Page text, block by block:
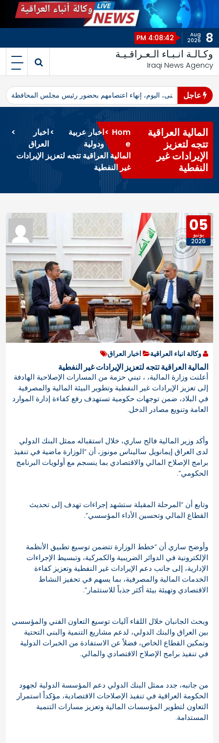
i
t
8
Aug
2026
4:08:42 PM
وكـالـة انـبـاء الـعـراقـيـة
Iraqi News Agency
عاجل
محافظ المثنى، اليوم، إنهاء اعتصامهم بحضور رئيس مجلس المحافظة
المالية العراقية
تتجه لتعزيز
الإيرادات غير
النفطية
Hom
e
>اخبار عربية
ودولية
>اخبار
العراق
>
المالية العراقية تتجه لتعزيز الإيرادات
غير النفطية
05
يونيو
2026
وكالة انباء العراقية اخبار العراق
المالية العراقية تتجه لتعزيز الإيرادات غير النفطية
أعلنت وزارة المالية، ، تبني حزمة من المسارات الإصلاحية الهادفة
إلى تعزيز الإيرادات غير النفطية وتطوير البيئة المالية والمصرفية
في البلاد، ضمن توجهات حكومية تستهدف رفع كفاءة إدارة الموارد
العامة وتنويع مصادر الدخل.
وأكد وزير المالية فالح ساري، خلال استقباله ممثل البنك الدولي
لدى العراق إيمانويل ساليناس مونوز، أن “الوزارة ماضية في تنفيذ
برامج الإصلاح المالي والاقتصادي بما ينسجم مع أولويات البرنامج
الحكومي”.
وتابع أن “المرحلة المقبلة ستشهد إجراءات تهدف إلى تحديث
القطاع المالي وتحسين الأداء المؤسسي”.
وأوضح ساري أن “خطط الوزارة تتضمن توسيع تطبيق الأنظمة
الإلكترونية في الدوائر الضريبية والكمركية، وتبسيط الإجراءات
الإدارية، إلى جانب دعم الإيرادات غير النفطية وتعزيز كفاءة
الخدمات المالية والمصرفية، بما يسهم في تحفيز النشاط
الاقتصادي وتهيئة بيئة أكثر جذباً للاستثمار”.
وبحث الجانبان خلال اللقاء آليات توسيع التعاون الفني والمؤسسي
بين العراق والبنك الدولي، لدعم مشاريع التنمية والبنى التحتية
وتمكين القطاع الخاص، فضلاً عن الاستفادة من الخبرات الدولية
في تنفيذ برامج الإصلاح الاقتصادي والمالي.
من جانبه، جدد ممثل البنك الدولي دعم المؤسسة الدولية لجهود
الحكومة العراقية في تنفيذ الإصلاحات الاقتصادية، مؤكداً استمرار
التعاون لتطوير المؤسسات المالية وتعزيز مسارات التنمية
المستدامة.